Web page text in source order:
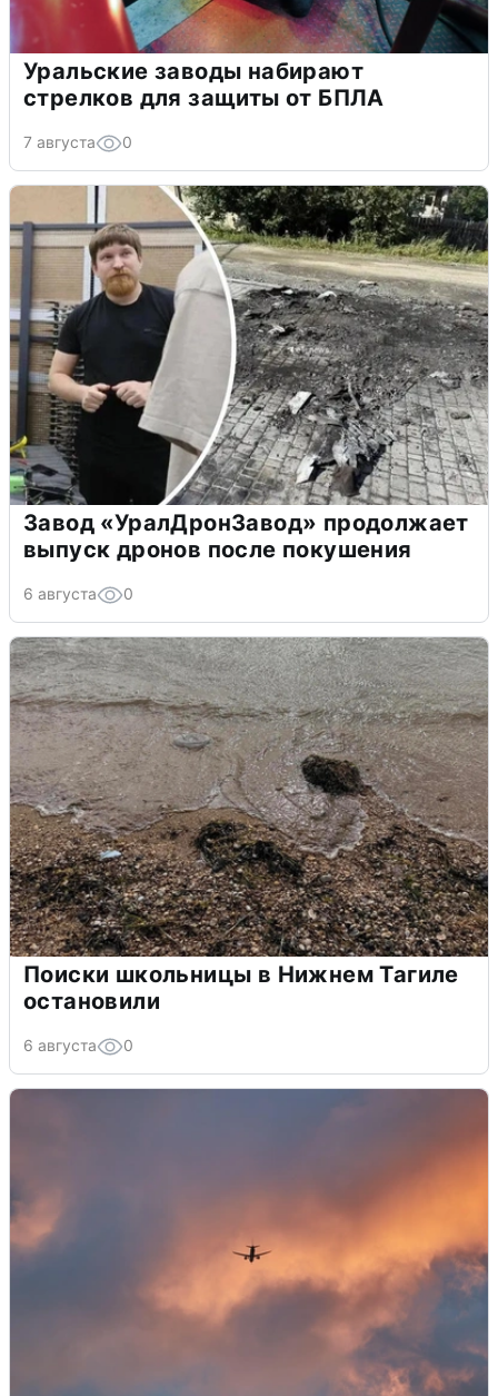
Уральские заводы набирают
стрелков для защиты от БПЛА
7 августа 0
Завод «УралДронЗавод» продолжает
выпуск дронов после покушения
6 августа 0
Поиски школьницы в Нижнем Тагиле
остановили
6 августа 0